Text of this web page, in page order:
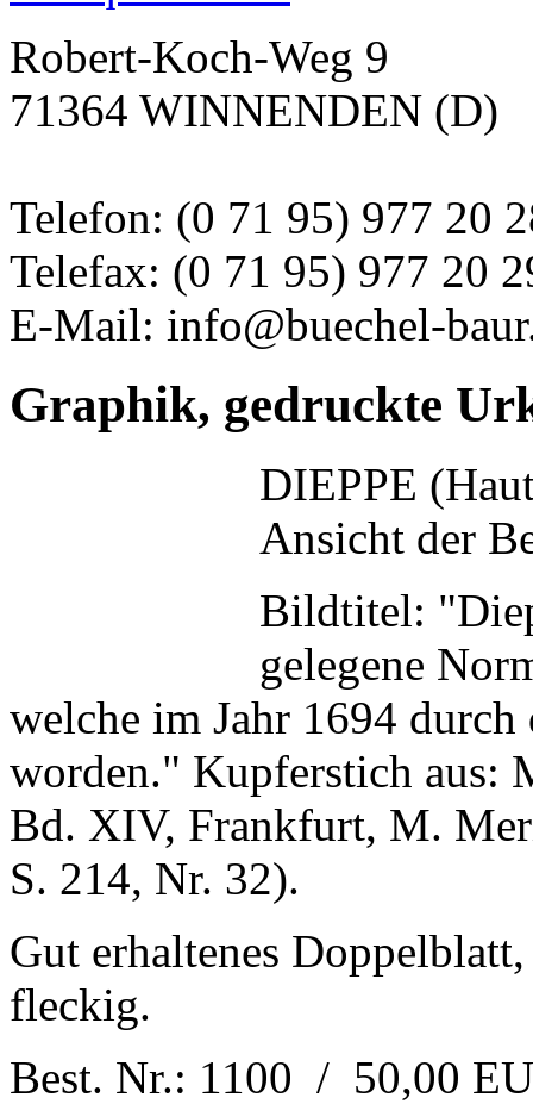
Robert-Koch-Weg 9
71364 WINNENDEN (D)
Telefon: (0 71 95) 977 20
Telefax: (0 71 95) 977 20
E-Mail: info@buechel-
Graphik, gedruckte
DIEPPE
Ansicht der
Bildtitel:
gelegene
welche im Jahr 1694
worden." Kupferstich aus:
Bd. XIV, Frankfurt, M.
S. 214, Nr. 32).
Gut erhaltenes
fleckig.
Best. Nr.: 1100 / 50,00